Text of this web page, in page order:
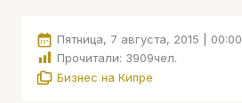
Пятница, 7 августа, 2015 | 00:00
Прочитали: 3909чел.
Бизнес на Кипре